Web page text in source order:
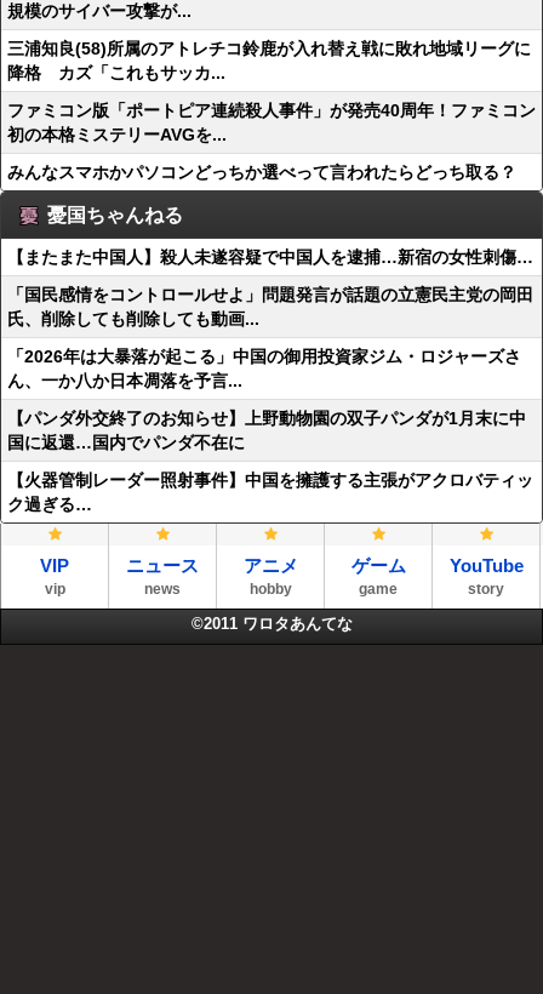
規模のサイバー攻撃が...
三浦知良(58)所属のアトレチコ鈴鹿が入れ替え戦に敗れ地域リーグに
降格 カズ「これもサッカ...
ファミコン版「ポートピア連続殺人事件」が発売40周年！ファミコン
初の本格ミステリーAVGを...
みんなスマホかパソコンどっちか選べって言われたらどっち取る？
憂国ちゃんねる
【またまた中国人】殺人未遂容疑で中国人を逮捕…新宿の女性刺傷…
「国民感情をコントロールせよ」問題発言が話題の立憲民主党の岡田
氏、削除しても削除しても動画...
「2026年は大暴落が起こる」中国の御用投資家ジム・ロジャーズさ
ん、一か八か日本凋落を予言...
【パンダ外交終了のお知らせ】上野動物園の双子パンダが1月末に中
国に返還…国内でパンダ不在に
【火器管制レーダー照射事件】中国を擁護する主張がアクロバティッ
ク過ぎる…
VIP
vip
ニュース
news
アニメ
hobby
ゲーム
game
YouTube
story
©2011 ワロタあんてな